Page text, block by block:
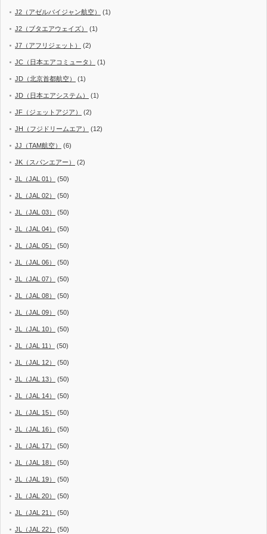
J2（アゼルバイジャン航空） (1)
J2（ブタエアウェイズ） (1)
J7（アフリジェット） (2)
JC（日本エアコミュータ） (1)
JD（北京首都航空） (1)
JD（日本エアシステム） (1)
JF（ジェットアジア） (2)
JH（フジドリームエア） (12)
JJ（TAM航空） (6)
JK（スパンエアー） (2)
JL（JAL 01） (50)
JL（JAL 02） (50)
JL（JAL 03） (50)
JL（JAL 04） (50)
JL（JAL 05） (50)
JL（JAL 06） (50)
JL（JAL 07） (50)
JL（JAL 08） (50)
JL（JAL 09） (50)
JL（JAL 10） (50)
JL（JAL 11） (50)
JL（JAL 12） (50)
JL（JAL 13） (50)
JL（JAL 14） (50)
JL（JAL 15） (50)
JL（JAL 16） (50)
JL（JAL 17） (50)
JL（JAL 18） (50)
JL（JAL 19） (50)
JL（JAL 20） (50)
JL（JAL 21） (50)
JL（JAL 22） (50)